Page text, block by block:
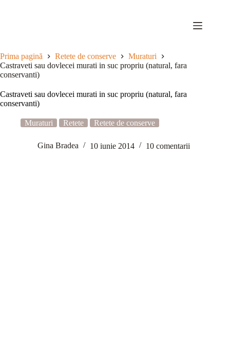
Prima pagină Retete de conserve
Muraturi
Castraveti sau dovlecei murati in suc propriu (natural, fara
conservanti)
Castraveti sau dovlecei murati in suc propriu (natural, fara
conservanti)
Muraturi Retete Retete de conserve
Gina Bradea 10 iunie 2014 10 comentarii